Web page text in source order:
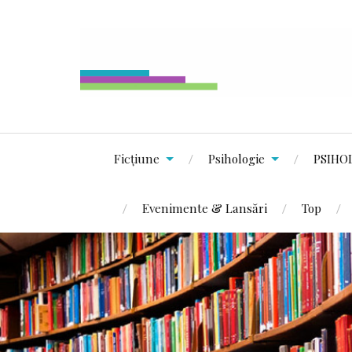
Ficțiune Psihologie
Evenimente & Lansări Top